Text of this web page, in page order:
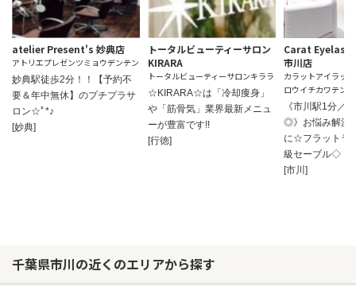
atelier Present's 妙典店
アトリエプレゼンツミョウデンテン
妙典駅徒歩2分！！【予約不
要＆年中無休】のプチプラサ
ロン☆ﾟ*♪
[妙典]
トータルビューティーサロン
KIRARA
トータルビューティーサロンキララ
☆KIRARA☆は「冷却痩身」
や「筋骨気」業界最新メニュ
ーが豊富です!!
[行徳]
Carat
市川店
カラットアイラッ
ロウイチカワテン
《市川駅1分／
◎》お悩み解決
に☆フラットラ
級セーブル◇
[市川]
千葉県市川の近くのエリアから探す